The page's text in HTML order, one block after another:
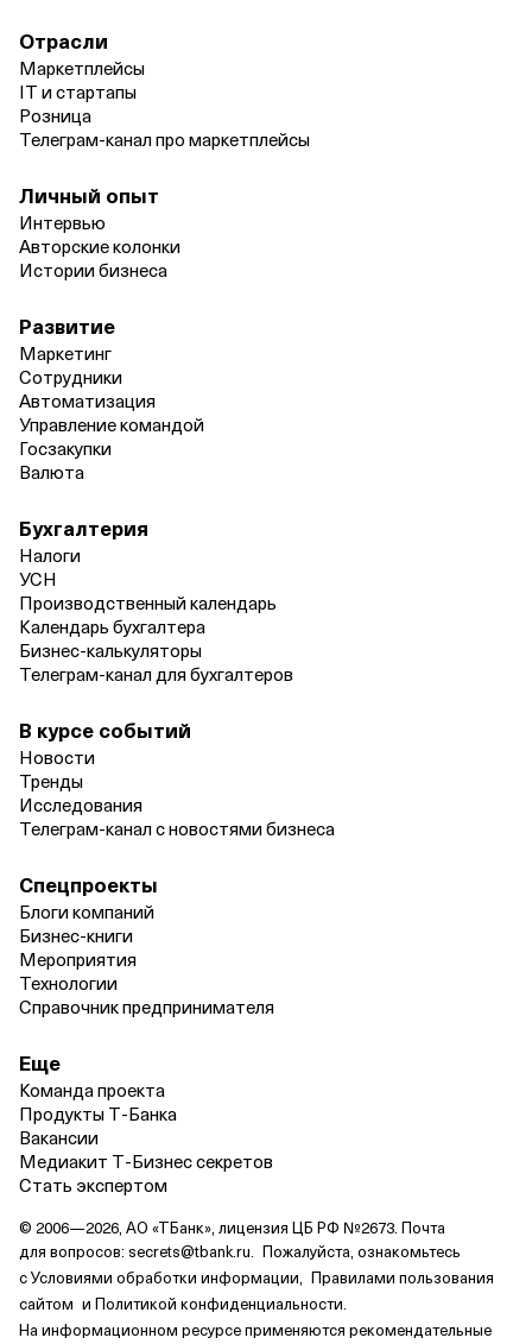
Отрасли
Маркетплейсы
IT и стартапы
Розница
Телеграм‑канал про маркетплейсы
Личный опыт
Интервью
Авторские колонки
Истории бизнеса
Развитие
Маркетинг
Сотрудники
Автоматизация
Управление командой
Госзакупки
Валюта
Бухгалтерия
Налоги
УСН
Производственный календарь
Календарь бухгалтера
Бизнес‑калькуляторы
Телеграм‑канал для бухгалтеров
В курсе событий
Новости
Тренды
Исследования
Телеграм‑канал с новостями бизнеса
Спецпроекты
Блоги компаний
Бизнес‑книги
Мероприятия
Технологии
Справочник предпринимателя
Еще
Команда проекта
Продукты Т‑Банка
Вакансии
Медиакит Т‑Бизнес секретов
Стать экспертом
© 2006—2026, АО «ТБанк», лицензия ЦБ РФ №2673. Почта
для вопросов: secrets@tbank.ru. Пожалуйста, ознакомьтесь
сУсловиями обработки информации, Правилами пользования
сайтом и Политикой конфиденциальности.
На информационном ресурсе применяются рекомендательные